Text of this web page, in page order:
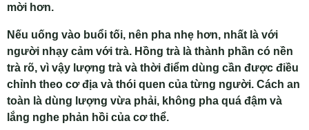
mời hơn.
Nếu uống vào buổi tối, nên pha nhẹ hơn, nhất là với
người nhạy cảm với trà. Hồng trà là thành phần có nền
trà rõ, vì vậy lượng trà và thời điểm dùng cần được điều
chỉnh theo cơ địa và thói quen của từng người. Cách an
toàn là dùng lượng vừa phải, không pha quá đậm và
lắng nghe phản hồi của cơ thể.